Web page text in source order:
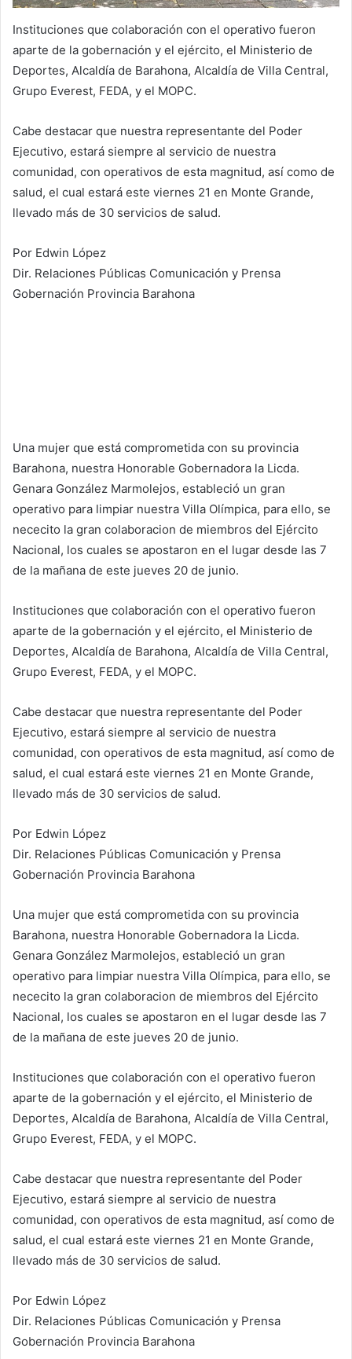
Instituciones que colaboración con el operativo fueron
aparte de la gobernación y el ejército, el Ministerio de
Deportes, Alcaldía de Barahona, Alcaldía de Villa Central,
Grupo Everest, FEDA, y el MOPC.
Cabe destacar que nuestra representante del Poder
Ejecutivo, estará siempre al servicio de nuestra
comunidad, con operativos de esta magnitud, así como de
salud, el cual estará este viernes 21 en Monte Grande,
llevado más de 30 servicios de salud.
Por Edwin López
Dir. Relaciones Públicas Comunicación y Prensa
Gobernación Provincia Barahona
Una mujer que está comprometida con su provincia
Barahona, nuestra Honorable Gobernadora la Licda.
Genara González Marmolejos, estableció un gran
operativo para limpiar nuestra Villa Olímpica, para ello, se
nececito la gran colaboracion de miembros del Ejército
Nacional, los cuales se apostaron en el lugar desde las 7
de la mañana de este jueves 20 de junio.
Instituciones que colaboración con el operativo fueron
aparte de la gobernación y el ejército, el Ministerio de
Deportes, Alcaldía de Barahona, Alcaldía de Villa Central,
Grupo Everest, FEDA, y el MOPC.
Cabe destacar que nuestra representante del Poder
Ejecutivo, estará siempre al servicio de nuestra
comunidad, con operativos de esta magnitud, así como de
salud, el cual estará este viernes 21 en Monte Grande,
llevado más de 30 servicios de salud.
Por Edwin López
Dir. Relaciones Públicas Comunicación y Prensa
Gobernación Provincia Barahona
Una mujer que está comprometida con su provincia
Barahona, nuestra Honorable Gobernadora la Licda.
Genara González Marmolejos, estableció un gran
operativo para limpiar nuestra Villa Olímpica, para ello, se
nececito la gran colaboracion de miembros del Ejército
Nacional, los cuales se apostaron en el lugar desde las 7
de la mañana de este jueves 20 de junio.
Instituciones que colaboración con el operativo fueron
aparte de la gobernación y el ejército, el Ministerio de
Deportes, Alcaldía de Barahona, Alcaldía de Villa Central,
Grupo Everest, FEDA, y el MOPC.
Cabe destacar que nuestra representante del Poder
Ejecutivo, estará siempre al servicio de nuestra
comunidad, con operativos de esta magnitud, así como de
salud, el cual estará este viernes 21 en Monte Grande,
llevado más de 30 servicios de salud.
Por Edwin López
Dir. Relaciones Públicas Comunicación y Prensa
Gobernación Provincia Barahona